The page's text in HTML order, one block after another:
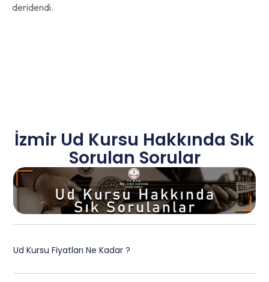
deridendi.
İzmir Ud Kursu Hakkında Sık
Sorulan Sorular
Ud Kursu Fiyatları Ne Kadar ?